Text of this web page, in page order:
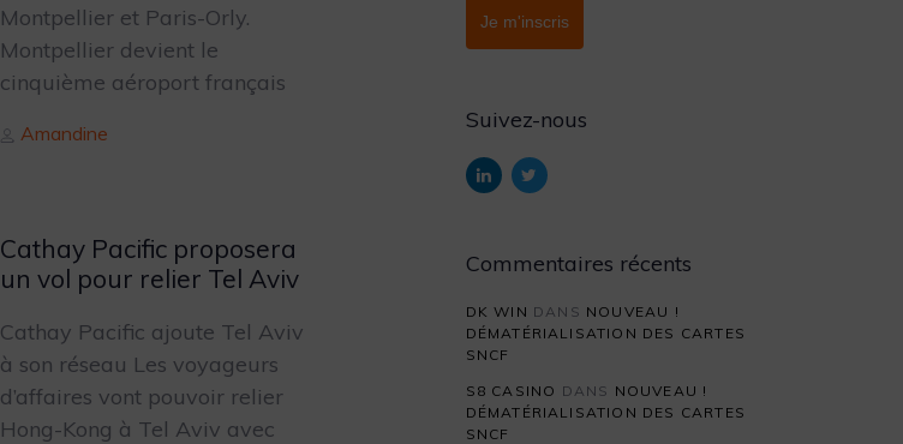
Montpellier et Paris-Orly.
Montpellier devient le
cinquième aéroport français
Author
Amandine
Cathay Pacific proposera
un vol pour relier Tel Aviv
Cathay Pacific ajoute Tel Aviv
à son réseau Les voyageurs
d’affaires vont pouvoir relier
Hong-Kong à Tel Aviv avec
Je m'inscris
Suivez-nous
Commentaires récents
DK WIN DANS NOUVEAU !
DÉMATÉRIALISATION DES CARTES
SNCF
S8 CASINO DANS NOUVEAU !
DÉMATÉRIALISATION DES CARTES
SNCF